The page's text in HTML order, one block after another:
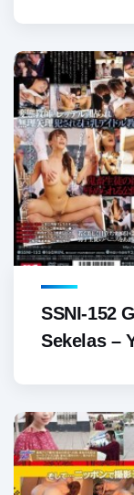
SSNI-152
Sekelas –